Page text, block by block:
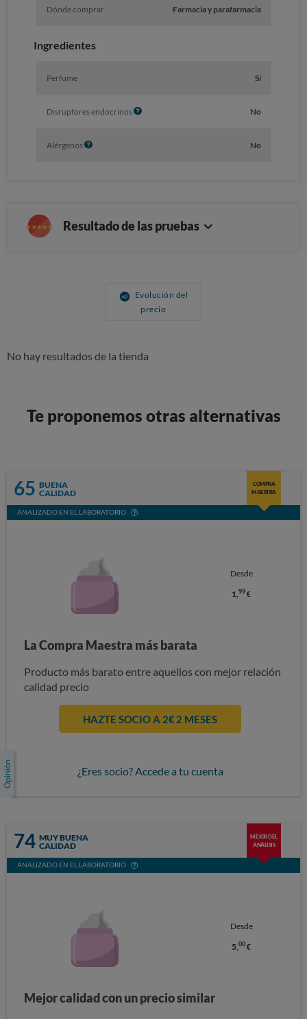
Dónde comprar Farmacia y parafarmacia
Ingredientes
Perfume Sí
Disruptores endocrinosI
No
AlérgenosI
No
Resultado de las pruebas
Evolución del
precio
No hay resultados de la tienda
Te proponemos otras alternativas
65 BUENA
CALIDAD
COMPRA
MAESTRA
ANALIZADO EN EL LABORATORIO
Desde
1,99 €
La Compra Maestra más barata
Producto más barato entre aquellos con mejor relación
calidad precio
HAZTE SOCIO A 2€ 2 MESES
¿Eres socio? Accede a tu cuenta
74 MUY BUENA
CALIDAD
MEJOR DEL
ANÁLISIS
ANALIZADO EN EL LABORATORIO
Desde
5,00 €
Mejor calidad con un precio similar